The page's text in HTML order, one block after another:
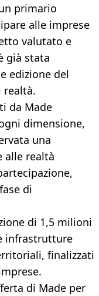
primario
alle imprese
valutato e
già stata
edizione del
realtà.
da Made
dimensione,
una
alle realtà
di
di 1,5 milioni
infrastrutture
finalizzati
di Made per